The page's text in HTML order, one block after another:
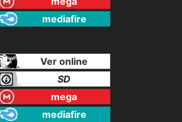
mediafire
Ver online
SD
mega
mediafire